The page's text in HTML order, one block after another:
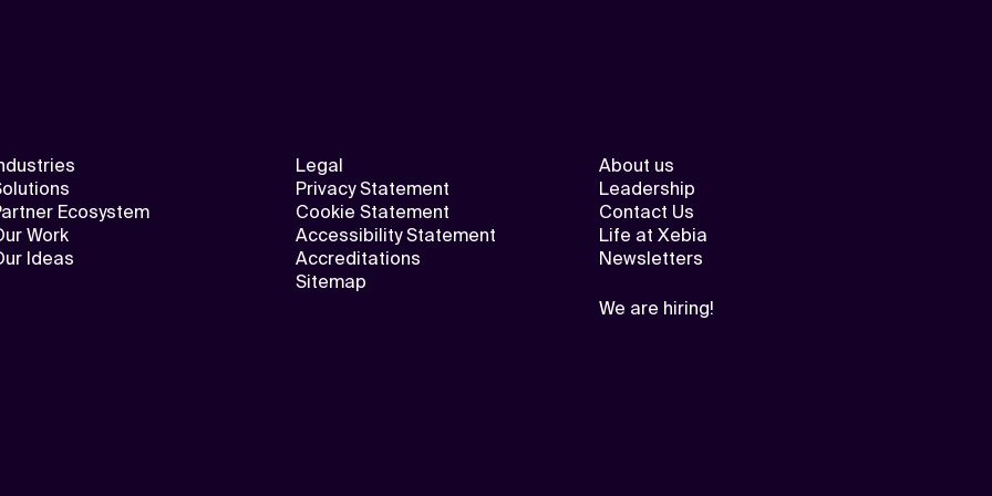
Ecosystem
Work
Ideas
Legal
Privacy Statement
Cookie Statement
Accessibility Statement
Accreditations
Sitemap
About us
Leadership
Contact Us
Life at Xebia
Newsletters
We are hiring!